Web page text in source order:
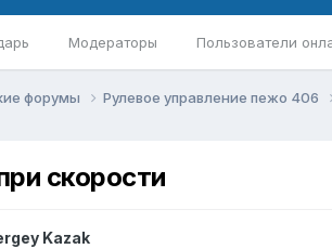
Модераторы Пользователи
форумы Рулевое управление пежо 406
скорости
Kazak